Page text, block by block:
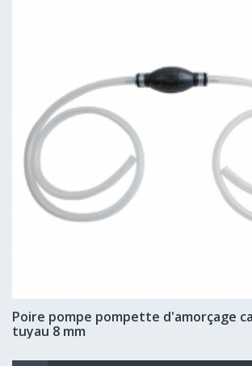
Poire pompe pompette d'amorçage
tuyau 8 mm